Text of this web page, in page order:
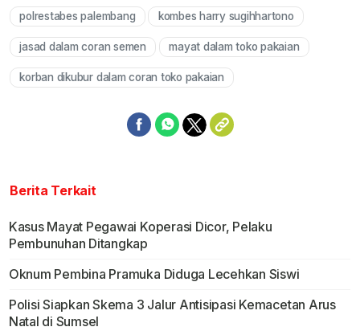
Mute
polrestabes palembang kombes harry sugihhartono
jasad dalam coran semen mayat dalam toko pakaian
korban dikubur dalam coran toko pakaian
Berita Terkait
Kasus Mayat Pegawai Koperasi Dicor, Pelaku
Pembunuhan Ditangkap
Oknum Pembina Pramuka Diduga Lecehkan Siswi
Polisi Siapkan Skema 3 Jalur Antisipasi Kemacetan Arus
Natal di Sumsel